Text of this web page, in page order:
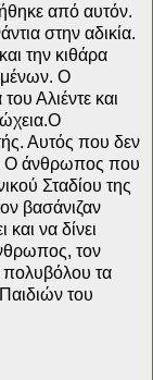
από αυτόν.
στην αδικία.
την κιθάρα
Ο
Αλιέντε και
Αυτός που δεν
Ο άνθρωπος που
Σταδίου της
βασάνιζαν
να δίνει
τον
πολυβόλου τα
του